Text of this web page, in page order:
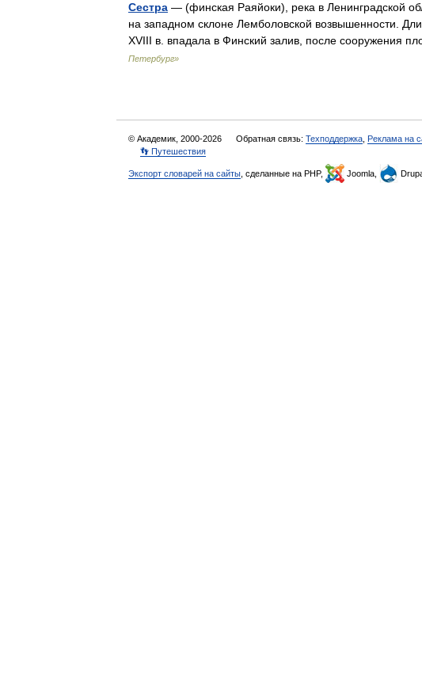
Сестра — (финская Раяйоки), река в Ленинградской
на западном склоне Лемболовской возвышенности.
XVIII в. впадала в Финский залив, после сооружения
Петербург»
© Академик, 2000-2026 Обратная связь: Техподдержка Реклама на
👣 Путешествия
Экспорт словарей на сайты , сделанные на PHP, Joomla,